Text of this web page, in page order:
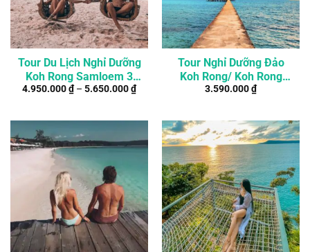
Tour Du Lịch Nghỉ Dưỡng
Koh Rong Samloem 3
Ngày 4 Đêm
4.950.000₫– 5.650.000₫
Tour Nghỉ Dưỡng Đảo
Koh Rong/ Koh Rong
Samloem 3N2Đ
3.590.000₫